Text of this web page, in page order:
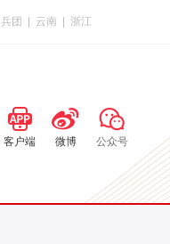
兵团 云南 浙江
客户端 微博 公众号